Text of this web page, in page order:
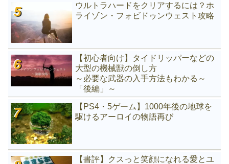
ウルトラハードをクリアするには？ホ
ライゾン・フォビドゥンウェスト攻略
【初心者向け】タイドリッパーなどの
大型の機械獣の倒し方
～必要な武器の入手方法もわかる～
「後編」～
【PS4・5ゲーム】1000年後の地球を
駆けるアーロイの物語再び
【書評】クスっと笑顔になれる愛とユ